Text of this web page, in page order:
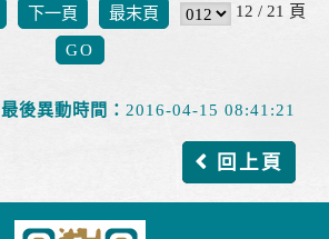
下一頁 最末頁 12 / 21 頁
最後異動時間： 2016-04-15 08:41:21
回上頁